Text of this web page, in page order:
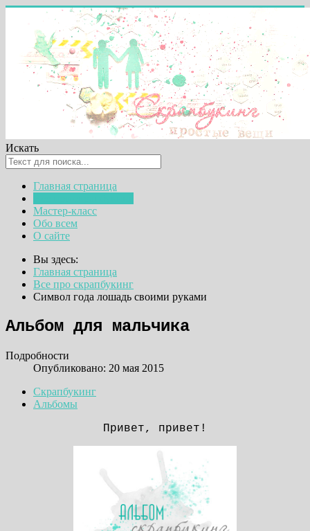
Искать
Главная страница
Мастер-класс
Обо всем
О сайте
Вы здесь:
Главная страница
Все про скрапбукинг
Символ года лошадь своими руками
Альбом для мальчика
Подробности
Опубликовано: 20 мая 2015
Скрапбукинг
Альбомы
Привет, привет!